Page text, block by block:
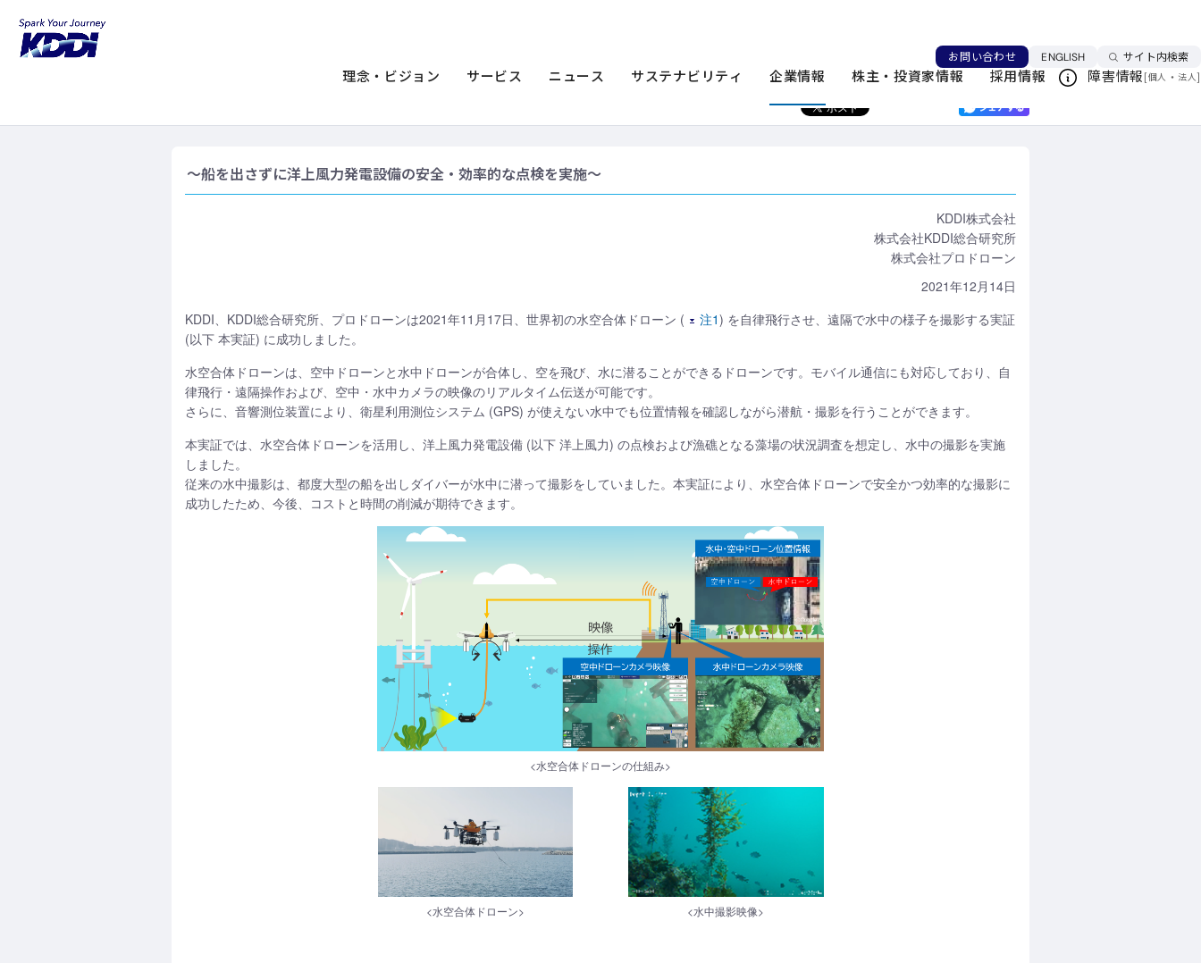
お問い合わせ ENGLISH言語を切り替える
サイト内検索
理念・ビジョン サービス ニュース サステナビリティ 企業情報 株主・投資家情報 採用情報 障害情報[個人 ・ 法人]
世界初の水空合体ドローン、遠隔での水中撮影に成功
ニュースリリース一覧
このページを印刷する
～船を出さずに洋上風力発電設備の安全・効率的な点検を実施～
KDDI株式会社
株式会社KDDI総合研究所
株式会社プロドローン
2021年12月14日
KDDI、KDDI総合研究所、プロドローンは2021年11月17日、世界初の水空合体ドローン (
注1) を自律飛行させ、遠隔で水中の様子を撮影する実証
(以下 本実証) に成功しました。
水空合体ドローンは、空中ドローンと水中ドローンが合体し、空を飛び、水に潜ることができるドローンです。モバイル通信にも対応しており、自
律飛行・遠隔操作および、空中・水中カメラの映像のリアルタイム伝送が可能です。
さらに、音響測位装置により、衛星利用測位システム (GPS) が使えない水中でも位置情報を確認しながら潜航・撮影を行うことができます。
本実証では、水空合体ドローンを活用し、洋上風力発電設備 (以下 洋上風力) の点検および漁礁となる藻場の状況調査を想定し、水中の撮影を実施
しました。
従来の水中撮影は、都度大型の船を出しダイバーが水中に潜って撮影をしていました。本実証により、水空合体ドローンで安全かつ効率的な撮影に
成功したため、今後、コストと時間の削減が期待できます。
<水空合体ドローンの仕組み>
<水空合体ドローン> <水中撮影映像>